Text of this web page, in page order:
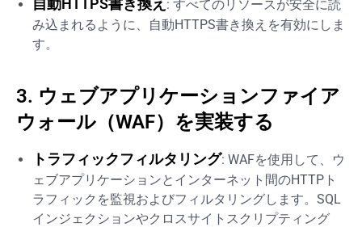
自動HTTPS書き換え : すべてのリソースが安全に読
み込まれるように、自動HTTPS書き換えを有効にしま
す。
3. ウェブアプリケーションファイア
ウォール（WAF）を実装する
トラフィックフィルタリング: WAFを使用して、ウ
ェブアプリケーションとインターネット間のHTTPト
ラフィックを監視およびフィルタリングします。SQL
インジェクションやクロスサイトスクリプティング